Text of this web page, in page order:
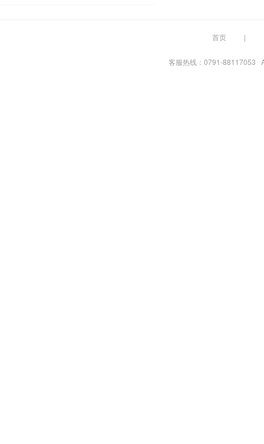
首页
客服热线：0791-88117053